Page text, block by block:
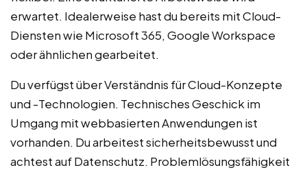
erwartet. Idealerweise hast du bereits mit Cloud-
Diensten wie Microsoft 365, Google Workspace
oder ähnlichen gearbeitet.
Du verfügst über Verständnis für Cloud-Konzepte
und -Technologien. Technisches Geschick im
Umgang mit webbasierten Anwendungen ist
vorhanden. Du arbeitest sicherheitsbewusst und
achtest auf Datenschutz. Problemlösungsfähigkeit